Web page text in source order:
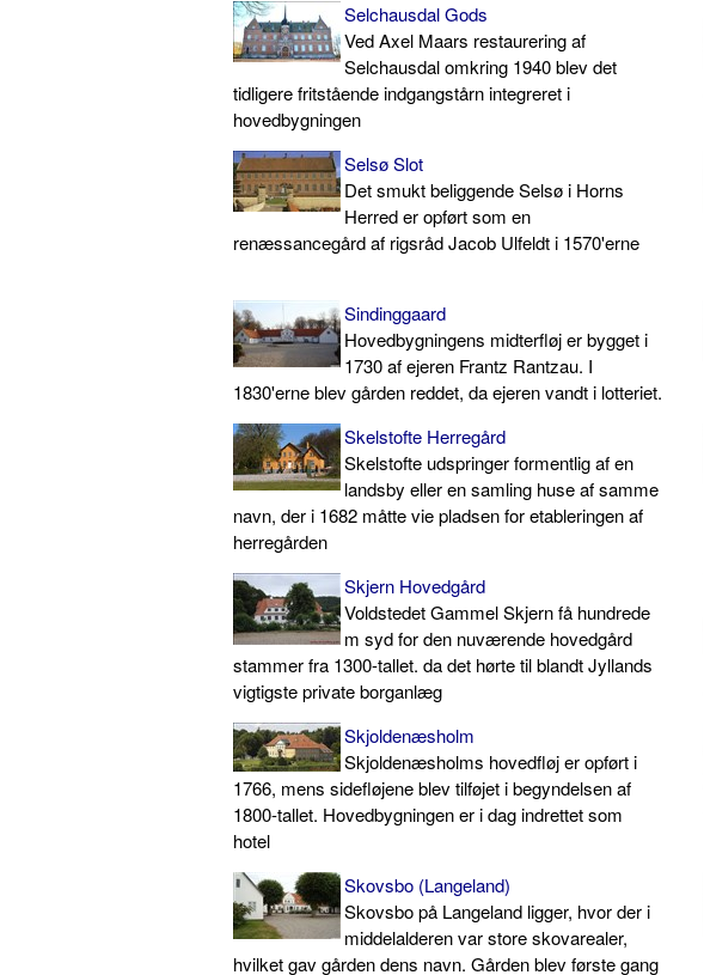
Selchausdal Gods
Ved Axel Maars restaurering af
Selchausdal omkring 1940 blev det
tidligere fritstående indgangstårn integreret i
hovedbygningen
Selsø Slot
Det smukt beliggende Selsø i Horns
Herred er opført som en
renæssancegård af rigsråd Jacob Ulfeldt i 1570'erne
Sindinggaard
Hovedbygningens midterfløj er bygget i
1730 af ejeren Frantz Rantzau. I
1830'erne blev gården reddet, da ejeren vandt i lotteriet.
Skelstofte Herregård
Skelstofte udspringer formentlig af en
landsby eller en samling huse af samme
navn, der i 1682 måtte vie pladsen for etableringen af
herregården
Skjern Hovedgård
Voldstedet Gammel Skjern få hundrede
m syd for den nuværende hovedgård
stammer fra 1300-tallet. da det hørte til blandt Jyllands
vigtigste private borganlæg
Skjoldenæsholm
Skjoldenæsholms hovedfløj er opført i
1766, mens sidefløjene blev tilføjet i begyndelsen af
1800-tallet. Hovedbygningen er i dag indrettet som
hotel
Skovsbo (Langeland)
Skovsbo på Langeland ligger, hvor der i
middelalderen var store skovarealer,
hvilket gav gården dens navn. Gården blev første gang